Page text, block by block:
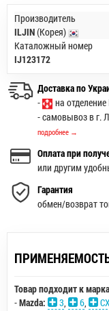
Производитель
ILJIN(Корея)
Каталожный номер
IJ123172
Доставка по
-
на
- самовывоз в г.
подробнее →
Оплата при
или другим
Гарантия
обмен/возврат
Товар подходит к
-Mazda: 3, 6,